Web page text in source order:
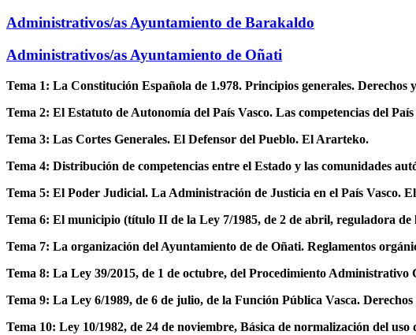
Administrativos/as Ayuntamiento de Barakaldo
Administrativos/as Ayuntamiento de Oñati
Tema 1: La Constitución Española de 1.978. Principios generales. Derechos
Tema 2: El Estatuto de Autonomía del País Vasco. Las competencias del
Tema 3: Las Cortes Generales. El Defensor del Pueblo. El Ararteko.
Tema 4: Distribución de competencias entre el Estado y las comunidades
Tema 5: El Poder Judicial. La Administración de Justicia en el País Vasco.
Tema 6: El municipio (título II de la Ley 7/1985, de 2 de abril, reguladora de
Tema 7: La organización del Ayuntamiento de de Oñati. Reglamentos
Tema 8: La Ley 39/2015, de 1 de octubre, del Procedimiento Administrativo
Tema 9: La Ley 6/1989, de 6 de julio, de la Función Pública Vasca.
Tema 10: Ley 10/1982, de 24 de noviembre, Básica de normalización del uso